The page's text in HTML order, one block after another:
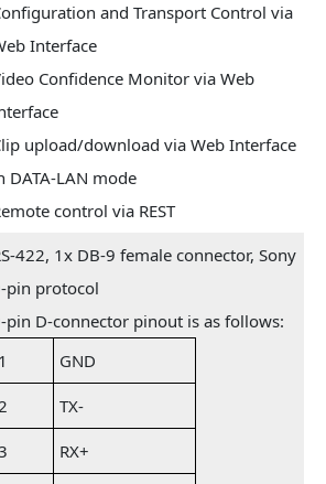
and Transport Control via
Interface
Confidence Monitor via Web
upload/download via Web Interface
DATA-LAN mode
control via REST
422, 1x DB-9 female connector, Sony
pin protocol
pin D-connector pinout is as follows:
1
GND
TX-
RX+